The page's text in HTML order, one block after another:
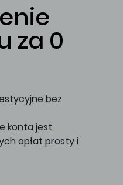
za 0
bez
konta jest
opłat prosty i